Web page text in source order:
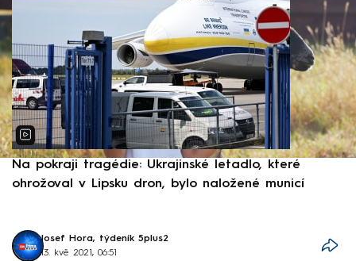
Na pokraji tragédie: Ukrajinské letadlo, které
ohrožoval v Lipsku dron, bylo naložené municí
Josef Hora, týdeník 5plus2
13. kvě 2021, 06:51